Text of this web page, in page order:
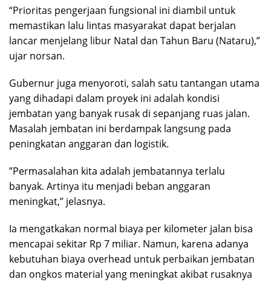
“​Prioritas pengerjaan fungsional ini diambil untuk
memastikan lalu lintas masyarakat dapat berjalan
lancar menjelang libur Natal dan Tahun Baru (Nataru),”
ujar norsan.
Gubernur juga menyoroti, ​salah satu tantangan utama
yang dihadapi dalam proyek ini adalah kondisi
jembatan yang banyak rusak di sepanjang ruas jalan.
Masalah jembatan ini berdampak langsung pada
peningkatan anggaran dan logistik.
​”Permasalahan kita adalah jembatannya terlalu
banyak. Artinya itu menjadi beban anggaran
meningkat,” jelasnya.
Ia mengatkakan normal biaya per kilometer jalan bisa
mencapai sekitar Rp 7 miliar. Namun, karena adanya
kebutuhan biaya overhead untuk perbaikan jembatan
dan ongkos material yang meningkat akibat rusaknya